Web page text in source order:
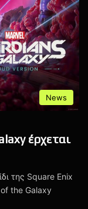
News
έρχεται
της Square Enix
the Galaxy